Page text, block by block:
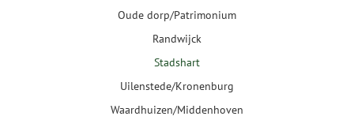
Oude dorp/Patrimonium
Randwijck
Stadshart
Uilenstede/Kronenburg
Waardhuizen/Middenhoven